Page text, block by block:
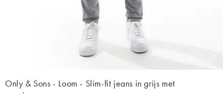
Only & Sons - Loom - Slim-fit jeans in grijs met